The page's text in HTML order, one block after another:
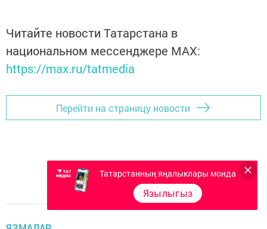
Читайте новости Татарстана в
национальном мессенджере MАХ:
https://max.ru/tatmedia
Перейти на страницу новости
Татарстанның яңалыклары монда
Язылыгыз